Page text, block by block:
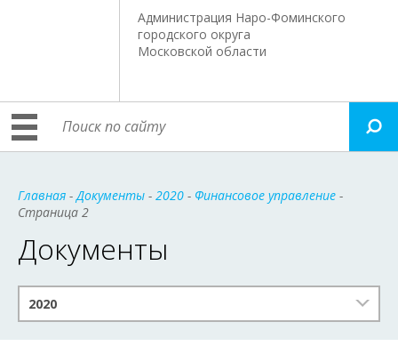
Администрация Наро-Фоминского
городского округа
Московской области
Главная -Документы - 2020 - Финансовое управление -
Страница 2
Документы
2020